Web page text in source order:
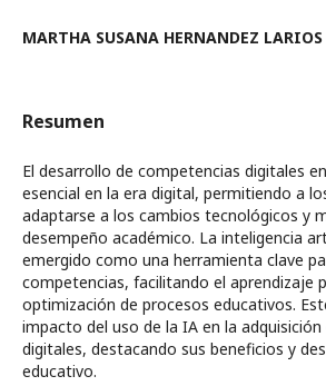
MARTHA SUSANA HERNANDEZ LARIOS
Resumen
El desarrollo de competencias digitales
esencial en la era digital, permitiendo a
adaptarse a los cambios tecnológicos y
desempeño académico. La inteligencia
emergido como una herramienta clave
competencias, facilitando el aprendizaje
optimización de procesos educativos.
impacto del uso de la IA en la
digitales, destacando sus beneficios y
educativo.